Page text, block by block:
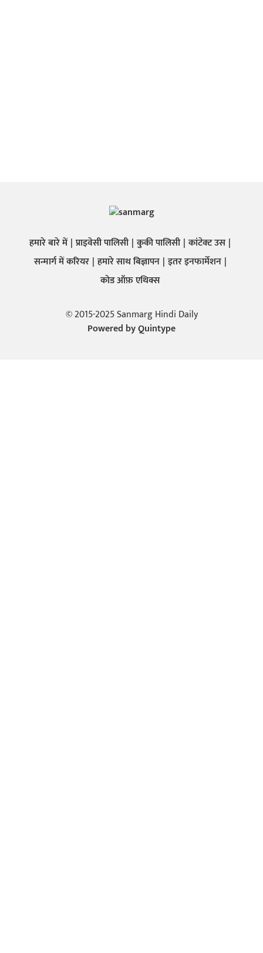
हमारे बारे में प्राइवेसी पालिसी कुकी पालिसी कांटेक्ट उस
सन्मार्ग में करियर हमारे साथ बिज्ञापन इतर इनफार्मेशन
कोड ऑफ़ एथिक्स
© 2015-2025 Sanmarg Hindi Daily
Powered byQuintype